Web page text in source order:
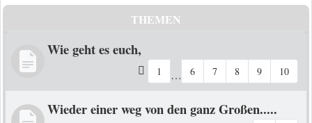
THEMEN
Wie geht es euch,
1 … 6 7 8 9 10
Wieder einer weg von den ganz Großen.....